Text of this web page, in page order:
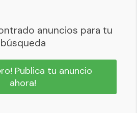
anuncios para tu
búsqueda
Publica tu anuncio
ahora!